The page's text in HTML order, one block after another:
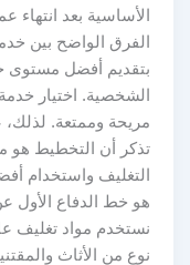
الأساسية بعد انتهاء
الفرق الواضح بين
بتقديم أفضل مستوى
الشخصية. اختيار
مريحة وممتعة.
تذكر أن التخطيط هو
التغليف واستخدام
هو خط الدفاع الأول
نستخدم مواد تغليف
نوع من الأثاث